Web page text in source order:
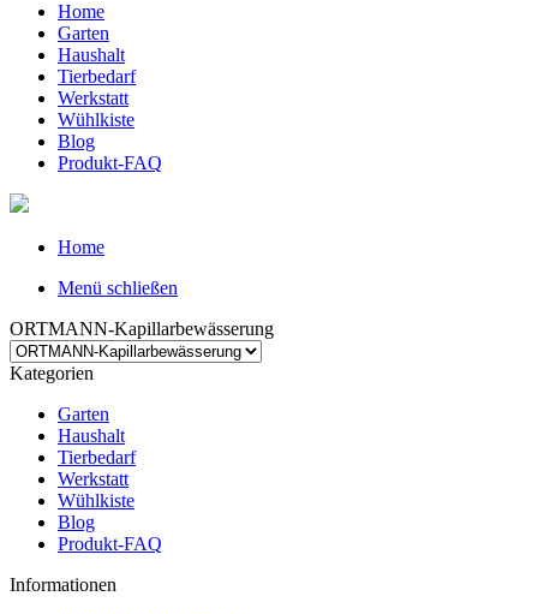
Home
Garten
Haushalt
Tierbedarf
Werkstatt
Wühlkiste
Blog
Produkt-FAQ
Home
Menü schließen
ORTMANN-Kapillarbewässerung
Kategorien
Garten
Haushalt
Tierbedarf
Werkstatt
Wühlkiste
Blog
Produkt-FAQ
Informationen